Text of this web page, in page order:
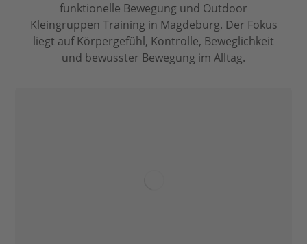
funktionelle Bewegung und Outdoor
Kleingruppen Training in Magdeburg. Der Fokus
liegt auf Körpergefühl, Kontrolle, Beweglichkeit
und bewusster Bewegung im Alltag.